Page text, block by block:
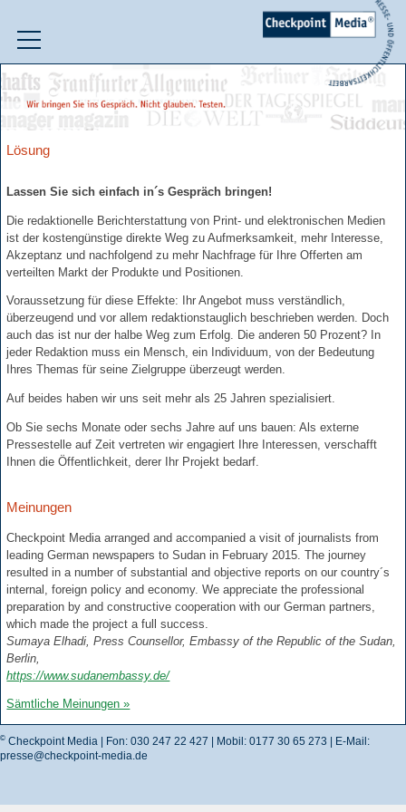
Willkommen
Problem
Wirkung
Instrumente
Prinzipien
Akteure
Meinungen
Kontakt
Impressum
Datenschutz
Lösung
Lassen Sie sich einfach in´s Gespräch bringen!
Die redaktionelle Berichterstattung von Print- und elektronischen Medien
ist der kostengünstige direkte Weg zu Aufmerksamkeit, mehr Interesse,
Akzeptanz und nachfolgend zu mehr Nachfrage für Ihre Offerten am
verteilten Markt der Produkte und Positionen.
Voraussetzung für diese Effekte: Ihr Angebot muss verständlich,
überzeugend und vor allem redaktionstauglich beschrieben werden. Doch
auch das ist nur der halbe Weg zum Erfolg. Die anderen 50 Prozent? In
jeder Redaktion muss ein Mensch, ein Individuum, von der Bedeutung
Ihres Themas für seine Zielgruppe überzeugt werden.
Auf beides haben wir uns seit mehr als 25 Jahren spezialisiert.
Ob Sie sechs Monate oder sechs Jahre auf uns bauen: Als externe
Pressestelle auf Zeit vertreten wir engagiert Ihre Interessen, verschafft
Ihnen die Öffentlichkeit, derer Ihr Projekt bedarf.
Meinungen
Checkpoint Media arranged and accompanied a visit of journalists from
leading German newspapers to Sudan in February 2015. The journey
resulted in a number of substantial and objective reports on our country´s
internal, foreign policy and economy. We appreciate the professional
preparation by and constructive cooperation with our German partners,
which made the project a full success.
Sumaya Elhadi, Press Counsellor, Embassy of the Republic of the Sudan,
Berlin,
https://www.sudanembassy.de/
Sämtliche Meinungen »
© Checkpoint Media | Fon: 030 247 22 427 | Mobil: 0177 30 65 273 | E-Mail:
presse@checkpoint-media.de